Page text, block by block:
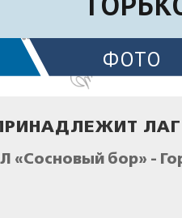
ФОТО
«Сосновый бор» -